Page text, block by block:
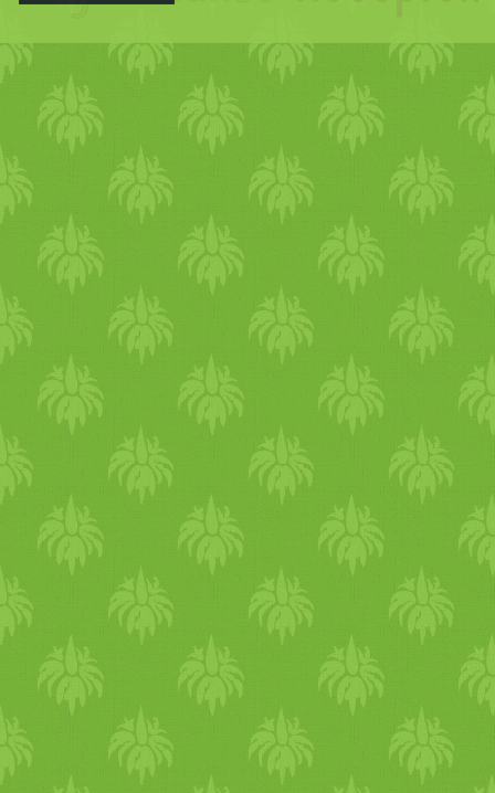
kockázatát.
mindenkinek egy-egy
Fogyasszátok sok
személyre) dupla babos
vörösbab /­­ vesebab
feketebab konzerv
konzerv (cukormentes)
konzerv (cukormentes) -
só, fekete bors, 1 tk
paprika - 1 közepes
fokhagyma - 3 ek
színű (kaliforniai)
barna rizs - 3 bögre